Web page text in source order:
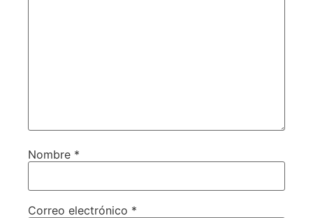
Nombre *
Correo electrónico *